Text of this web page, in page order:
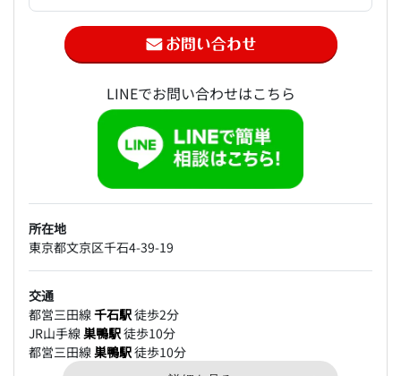
LINEでお問い合わせはこちら
所在地
東京都文京区千石4-39-19
交通
都営三田線千石駅徒歩2分
JR山手線巣鴨駅徒歩10分
都営三田線巣鴨駅徒歩10分